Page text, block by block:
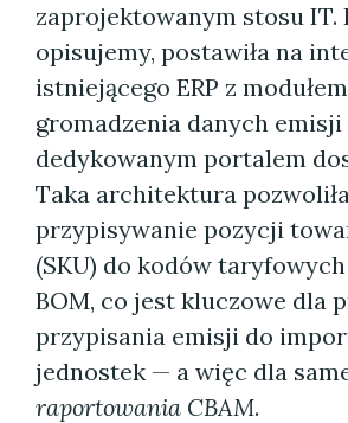
zaprojektowanym stosu IT.
opisujemy, postawiła na
istniejącego ERP z
gromadzenia danych emisji
dedykowanym portalem
Taka architektura
przypisywanie pozycji
(SKU) do kodów
BOM, co jest kluczowe dla
przypisania emisji do
jednostek — a więc dla
raportowania CBAM.